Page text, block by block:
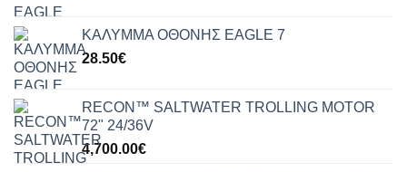
ΚΑΛΥΜΜΑ ΟΘΟΝΗΣ EAGLE 7
28.50€
RECON™ SALTWATER TROLLING MOTOR
72" 24/36V
4,700.00€